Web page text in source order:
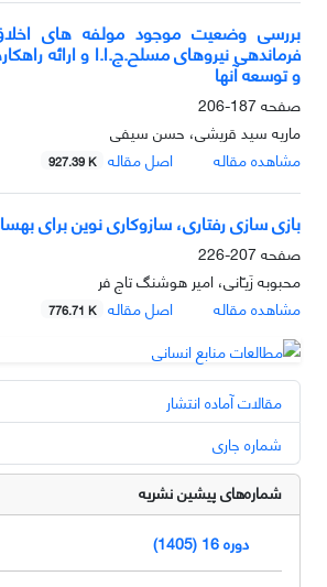
بررسی وضعیت موجود مولفه های
فرماندهی نیروهای مسلح.ج.ا.ا و ارائه
و توسعه آنها
صفحه187-206
ماریه سید قریشی، حسن سیفی
مشاهده مقاله
اصل مقاله 927.39 K
بازی سازی رفتاری، سازوکاری نوین برای
صفحه207-226
محبوبه زَیـّانی، امیر هوشنگ تاج فر
مشاهده مقاله
اصل مقاله 776.71 K
مقالات آماده انتشار
شماره جاری
شماره‌های پیشین نشریه
دوره 16 (1405)